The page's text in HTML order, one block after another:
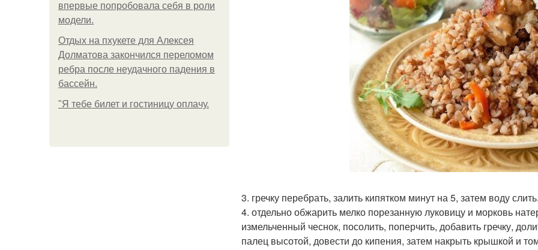
впервые попробовала себя в роли
модели.
Отдых на пхукете для Алексея
Долматова закончился переломом
ребра после неудачного падения в
бассейн.
"Я тебе билет и гостиницу оплачу.
3. гречку перебрать, залить кипятком минут на 5, затем воду
4. отдельно обжарить мелко порезанную луковицу и морковь
измельченный чеснок, посолить, поперчить, добавить гречку,
палец высотой, довести до кипения, затем накрыть крышкой и